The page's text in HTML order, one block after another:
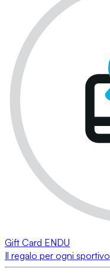
Gift Card ENDU
Il regalo per ogni sportivo